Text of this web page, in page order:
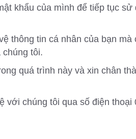
khẩu của mình để tiếp tục sử
thông tin cá nhân của bạn mà
chúng tôi.
quá trình này và xin chân
với chúng tôi qua số điện thoại